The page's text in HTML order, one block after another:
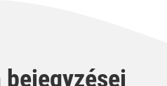
bejegyzései